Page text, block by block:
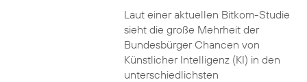
Laut einer aktuellen Bitkom-Studie
sieht die große Mehrheit der
Bundesbürger Chancen von
Künstlicher Intelligenz (KI) in den
unterschiedlichsten